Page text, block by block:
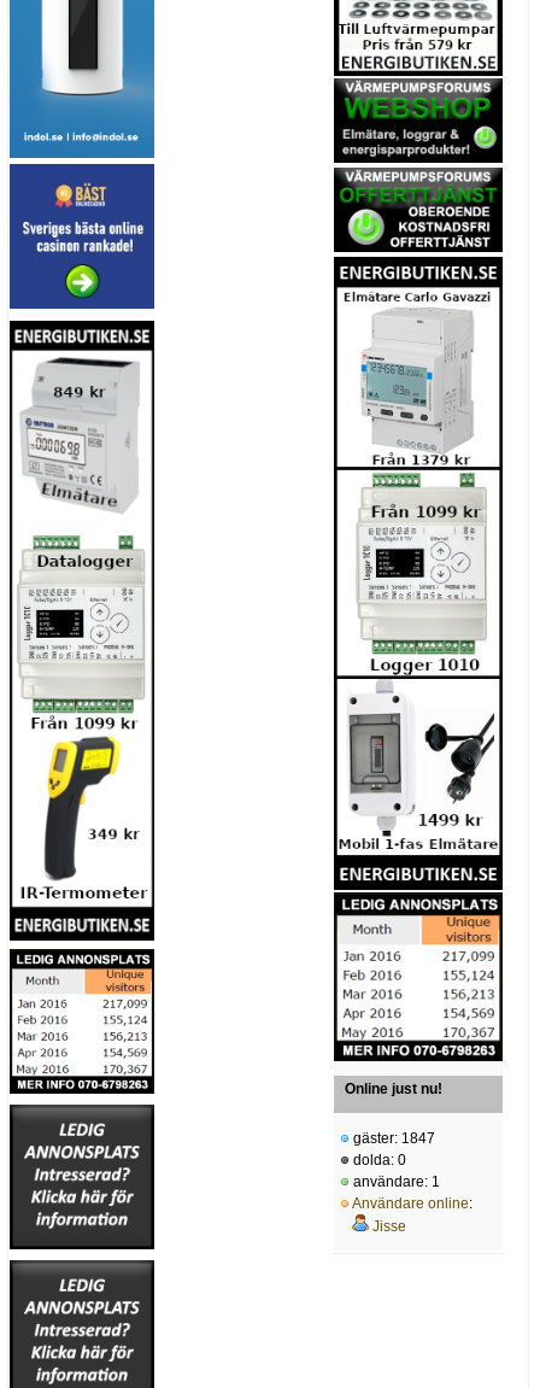
Online just nu!
gäster: 1847
dolda: 0
användare: 1
Användare online:
Jisse